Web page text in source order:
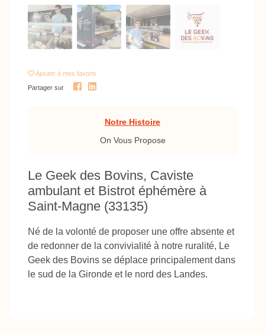
Ajouter à mes favoris
Partager sur
Notre Histoire
On Vous Propose
Le Geek des Bovins, Caviste
ambulant et Bistrot éphémère à
Saint-Magne (33135)
Né de la volonté de proposer une offre absente et
de redonner de la convivialité à notre ruralité, Le
Geek des Bovins se déplace principalement dans
le sud de la Gironde et le nord des Landes.